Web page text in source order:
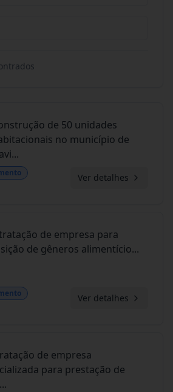
s
de 50 unidades
no município de
...
Ver detalhes
de empresa para
de gêneros alimentício...
Ver detalhes
de empresa
para prestação de
...